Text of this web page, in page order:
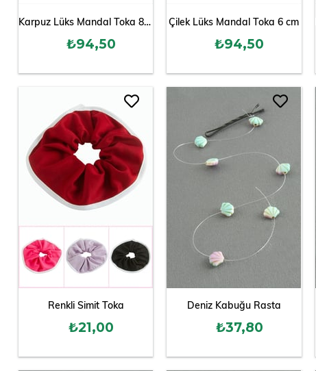
Karpuz Lüks Mandal Toka 8 cm
₺94,50
Çilek Lüks Mandal Toka 6 cm
₺94,50
Renkli Simit Toka
₺21,00
Deniz Kabuğu Rasta
₺37,80